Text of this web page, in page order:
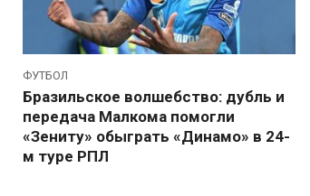
ФУТБОЛ
Бразильское волшебство: дубль и
передача Малкома помогли
«Зениту» обыграть «Динамо» в 24-
м туре РПЛ